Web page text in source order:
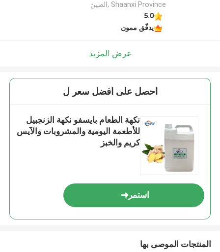
Shaanxi Province ,الصين
5.0
يدقّق ممون
عرض المزيد
احصل على افضل سعر ل
نكهة الطعام بايسفو نكهة الزنجبيل
للأطعمة اليومية والمشروبات والآيس
كريم والخبز
استمر
المنتجات الموصى بها